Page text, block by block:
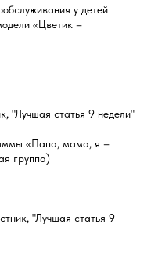
у детей
«Цветик –
"Лучшая статья 9 недели"
«Папа, мама, я –
группа)
"Лучшая статья 9